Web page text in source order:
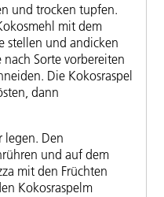
und trocken tupfen.
mit dem
stellen und andicken
nach Sorte vorbereiten
Die Kokosraspel
dann
legen. Den
und auf dem
mit den Früchten
Kokosraspelm